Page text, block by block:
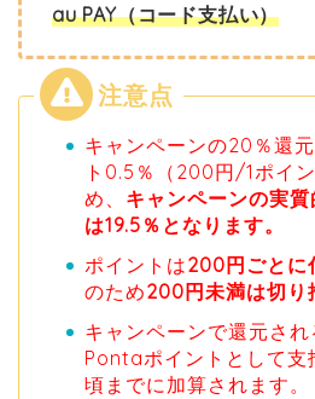
au PAY（コード支払い）
キャンペーンの20％還
ト0.5％（200円/1ポイ
め、 キャンペーンの実
は19.5％となります。
ポイントは200円ごとに
のため200円未満は切り
キャンペーンで還元され
Pontaポイントとして支
頃までに加算されます。